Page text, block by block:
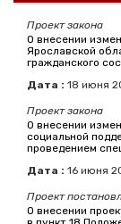
Проект закона
О внесении
Ярославской
гражданского
Дата : 18 июня
Проект закона
О внесении
социальной
проведением
Дата : 16 июня
Проект
О внесении